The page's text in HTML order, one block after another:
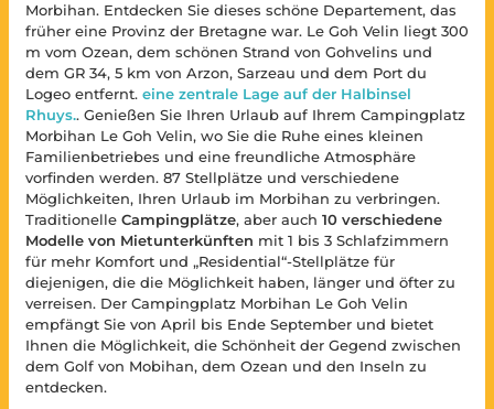
Morbihan. Entdecken Sie dieses schöne Departement, das
früher eine Provinz der Bretagne war. Le Goh Velin liegt 300
m vom Ozean, dem schönen Strand von Gohvelins und
dem GR 34, 5 km von Arzon, Sarzeau und dem Port du
Logeo entfernt. eine zentrale Lage auf der Halbinsel
Rhuys.. Genießen Sie Ihren Urlaub auf Ihrem Campingplatz
Morbihan Le Goh Velin, wo Sie die Ruhe eines kleinen
Familienbetriebes und eine freundliche Atmosphäre
vorfinden werden. 87 Stellplätze und verschiedene
Möglichkeiten, Ihren Urlaub im Morbihan zu verbringen.
Traditionelle Campingplätze, aber auch 10 verschiedene
Modelle von Mietunterkünften mit 1 bis 3 Schlafzimmern
für mehr Komfort und „Residential“-Stellplätze für
diejenigen, die die Möglichkeit haben, länger und öfter zu
verreisen. Der Campingplatz Morbihan Le Goh Velin
empfängt Sie von April bis Ende September und bietet
Ihnen die Möglichkeit, die Schönheit der Gegend zwischen
dem Golf von Mobihan, dem Ozean und den Inseln zu
entdecken.